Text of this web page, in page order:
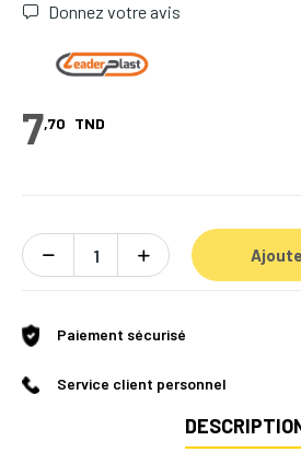
Donnez votre avis
7,70 TND
Paiement sécurisé
Service client personnel